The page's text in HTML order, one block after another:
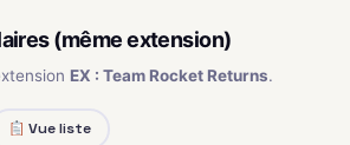
(même extension)
EX : Team Rocket Returns.
Vue liste